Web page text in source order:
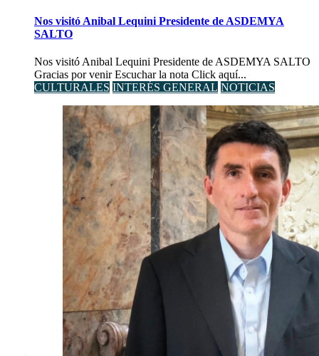
Nos visitó Anibal Lequini Presidente de ASDEMYA
SALTO
Nos visitó Anibal Lequini Presidente de ASDEMYA SALTO
Gracias por venir Escuchar la nota Click aquí...
CULTURALES INTERÉS GENERAL NOTICIAS